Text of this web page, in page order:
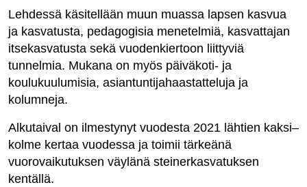
Lehdessä käsitellään muun muassa lapsen kasvua
ja kasvatusta, pedagogisia menetelmiä, kasvattajan
itsekasvatusta sekä vuodenkiertoon liittyviä
tunnelmia. Mukana on myös päiväkoti- ja
koulukuulumisia, asiantuntijahaastatteluja ja
kolumneja.
Alkutaival on ilmestynyt vuodesta 2021 lähtien kaksi–
kolme kertaa vuodessa ja toimii tärkeänä
vuorovaikutuksen väylänä steinerkasvatuksen
kentällä.